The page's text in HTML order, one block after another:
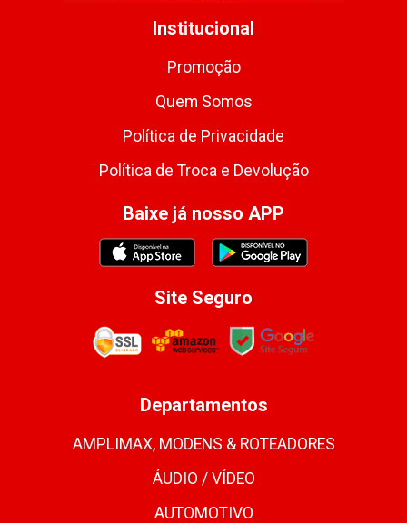
Institucional
Promoção
Quem Somos
Política de Privacidade
Política de Troca e Devolução
Baixe já nosso APP
Site Seguro
Departamentos
AMPLIMAX, MODENS & ROTEADORES
ÁUDIO / VÍDEO
AUTOMOTIVO